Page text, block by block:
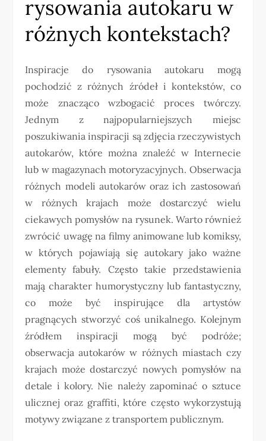
rysowania autokaru w
różnych kontekstach?
Inspiracje do rysowania autokaru mogą
pochodzić z różnych źródeł i kontekstów, co
może znacząco wzbogacić proces twórczy.
Jednym z najpopularniejszych miejsc
poszukiwania inspiracji są zdjęcia rzeczywistych
autokarów, które można znaleźć w Internecie
lub w magazynach motoryzacyjnych. Obserwacja
różnych modeli autokarów oraz ich zastosowań
w różnych krajach może dostarczyć wielu
ciekawych pomysłów na rysunek. Warto również
zwrócić uwagę na filmy animowane lub komiksy,
w których pojawiają się autokary jako ważne
elementy fabuły. Często takie przedstawienia
mają charakter humorystyczny lub fantastyczny,
co może być inspirujące dla artystów
pragnących stworzyć coś unikalnego. Kolejnym
źródłem inspiracji mogą być podróże;
obserwacja autokarów w różnych miastach czy
krajach może dostarczyć nowych pomysłów na
detale i kolory. Nie należy zapominać o sztuce
ulicznej oraz graffiti, które często wykorzystują
motywy związane z transportem publicznym.